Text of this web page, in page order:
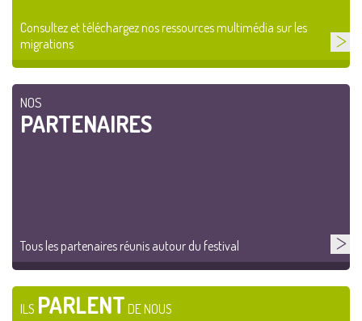
Consultez et téléchargez nos ressources multimédia sur les
migrations
NOS
PARTENAIRES
Tous les partenaires réunis autour du festival
ILS PARLENT DE NOUS